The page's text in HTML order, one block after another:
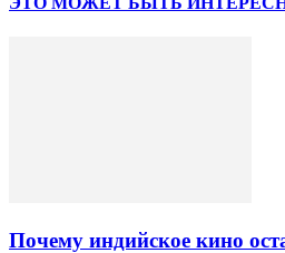
Почему индийское кино